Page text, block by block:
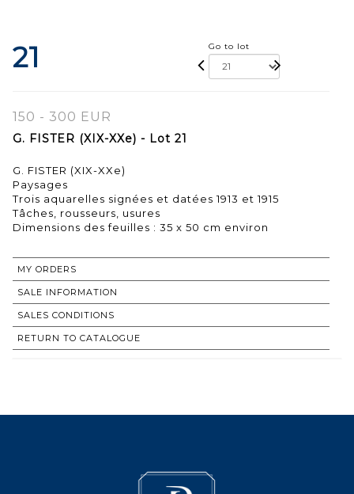
21 Go to lot
150 - 300 EUR
G. FISTER (XIX-XXe) - Lot 21
G. FISTER (XIX-XXe)
Paysages
Trois aquarelles signées et datées 1913 et 1915
Tâches, rousseurs, usures
Dimensions des feuilles : 35 x 50 cm environ
MY ORDERS
SALE INFORMATION
SALES CONDITIONS
RETURN TO CATALOGUE